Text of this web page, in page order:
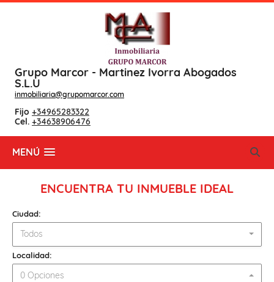
Grupo Marcor - Martinez Ivorra Abogados
S.L.U
inmobiliaria@grupomarcor.com
Fijo +34965283322
Cel. +34638906476
MENÚ
ENCUENTRA TU INMUEBLE IDEAL
Ciudad:
Todos
Localidad:
0 Opciones